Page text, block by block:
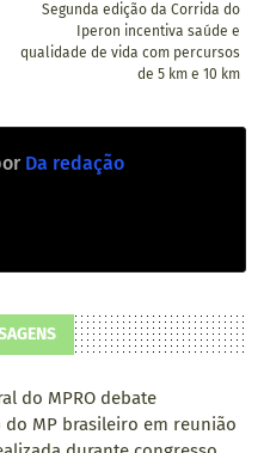
Segunda edição da Corrida do
Iperon incentiva saúde e
qualidade de vida com percursos
de 5 km e 10 km
Da redação
do MPRO debate
MP brasileiro em reunião